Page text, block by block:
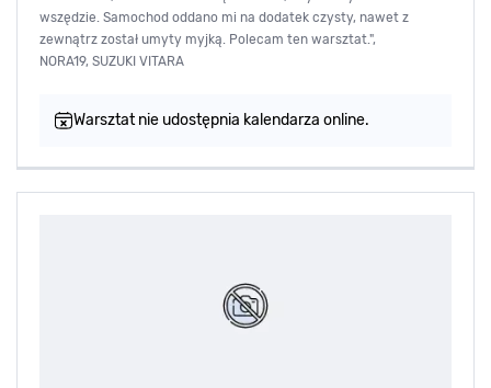
wszędzie. Samochod oddano mi na dodatek czysty, nawet z
zewnątrz został umyty myjką. Polecam ten warsztat.",
NORA19, SUZUKI VITARA
Warsztat nie udostępnia kalendarza online.